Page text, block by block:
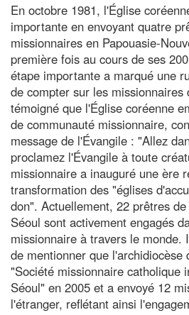
En octobre 1981, l'Église
importante en envoyant quatre
missionnaires en Papouasie-
première fois au cours de ses
étape importante a marqué une
de compter sur les missionnaires
témoigné que l'Église coréenne
de communauté missionnaire,
message de l'Évangile : "Allez
proclamez l'Évangile à toute
missionnaire a inauguré une ère
transformation des "églises
don". Actuellement, 22 prêtres
Séoul sont activement engagés
missionnaire à travers le monde.
de mentionner que l'archidiocèse
"Société missionnaire catholique
Séoul" en 2005 et a envoyé 12
l'étranger, reflétant ainsi